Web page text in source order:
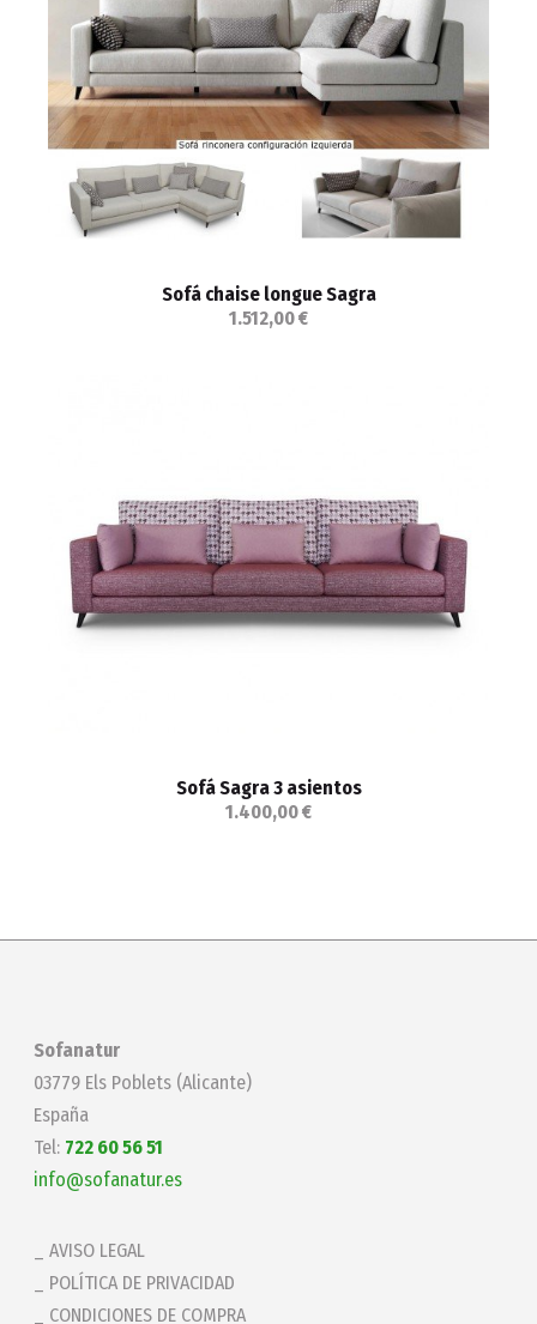
Sofá chaise longue Sagra
1.512,00 €
Sofá Sagra 3 asientos
1.400,00 €
Sofanatur
03779 Els Poblets (Alicante)
España
Tel: 722 60 56 51
info@sofanatur.es
AVISO LEGAL
POLÍTICA DE PRIVACIDAD
CONDICIONES DE COMPRA